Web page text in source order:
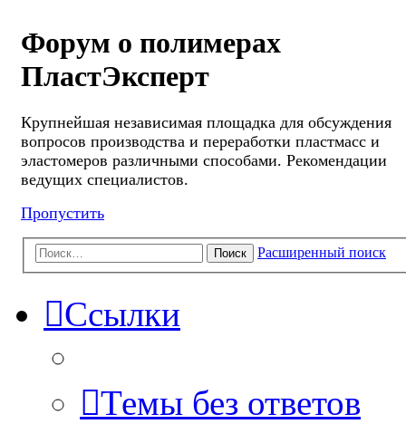
Форум о полимерах
ПластЭксперт
Крупнейшая независимая площадка для обсуждения
вопросов производства и переработки пластмасс и
эластомеров различными способами. Рекомендации
ведущих специалистов.
Пропустить
Поиск Расширенный поиск
Ссылки
Темы без ответов